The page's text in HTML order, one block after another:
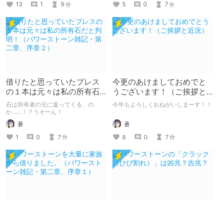
13
1 9 分
5
0 7分
借りたと思っていたブレス
の１本は元々は私の所有石
だと判明！（パワーストー
ン雑記・第二章、序章２）
石は所有者の元に返ってくる、の
か……！？うそーん！
蒼
1
0 7分
今更のあけましておめでと
うございます！（ご挨拶と
近況）
今年もよろしくおねがいしまーす！！
蒼
6
0 7分